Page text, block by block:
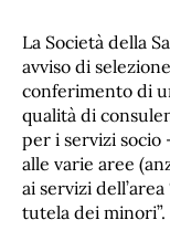
La Società della
avviso di
conferimento di
qualità di
per i servizi socio
alle varie aree
ai servizi
tutela dei minori”.